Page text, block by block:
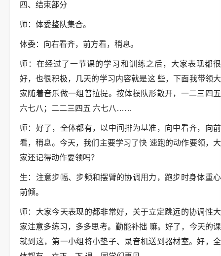
四、结束部分
师：体委整队集合。
体委：向右看齐，前方看，稍息。
师：在经过了一节课的学习和训练之后，大家表现都很
好，也很积极，几天的学习内容就是这 些，下面我带领大
家随着音乐做一组普拉提。按体操队形散开，一二三四五
六七八；二二三四五 六七八……
师：好了，全体都有，以中间排为基准，向中看齐，向前
看，稍息。今天，我们主要学习了快 速跑的动作要领，大
家还记得动作要领吗？
生：注意步幅、步频和摆臂的协调用力，跑步时身体重心
前倾。
师：大家今天表现的都非常好，关于立定跳远的协调性大
家注意多练习，多多思考。勤能补拙 嘛。好了，今天的课
就到这，第一小组将小垫子、录音机送到器材室。好，全